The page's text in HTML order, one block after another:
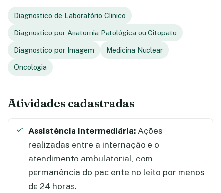
Diagnostico de Laboratório Clinico
Diagnostico por Anatomia Patológica ou Citopato
Diagnostico por Imagem Medicina Nuclear
Oncologia
Atividades cadastradas
Assistência Intermediária: Ações
realizadas entre a internação e o
atendimento ambulatorial, com
permanência do paciente no leito por menos
de 24 horas.